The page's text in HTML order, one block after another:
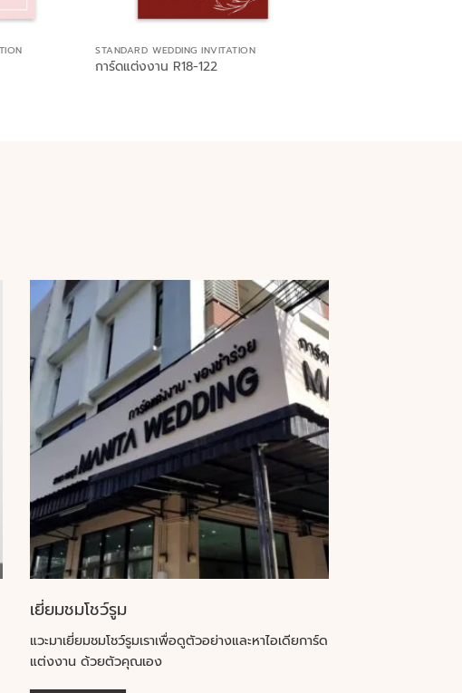
STANDARD WEDDING INVITATION
การ์ดแต่งงาน R18-122
เยี่ยมชมโชว์รูม
แวะมาเยี่ยมชมโชว์รูมเราเพื่อดูตัวอย่างและหาไอเดียการ์ด
แต่งงาน ด้วยตัวคุณเอง